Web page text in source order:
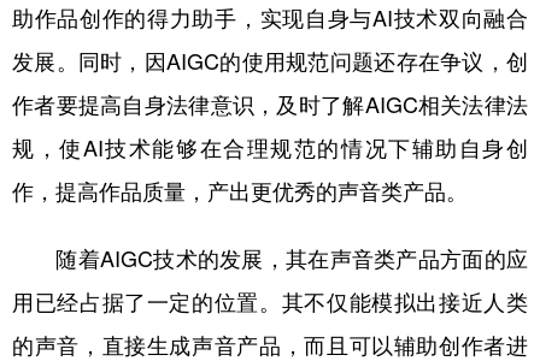
助作品创作的得力助手，实现自身与AI技术双向融合
发展。同时，因AIGC的使用规范问题还存在争议，创
作者要提高自身法律意识，及时了解AIGC相关法律法
规，使AI技术能够在合理规范的情况下辅助自身创
作，提高作品质量，产出更优秀的声音类产品。
随着AIGC技术的发展，其在声音类产品方面的应
用已经占据了一定的位置。其不仅能模拟出接近人类
的声音，直接生成声音产品，而且可以辅助创作者进